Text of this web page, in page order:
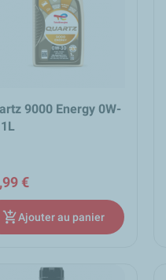
9000 Energy 0W-
€
add_shopping_cartAjouter au panier